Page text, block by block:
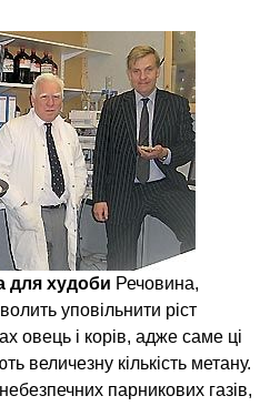
для худоби Речовина,
уповільнити ріст
овець і корів, адже саме ці
величезну кількість метану.
парникових газів,